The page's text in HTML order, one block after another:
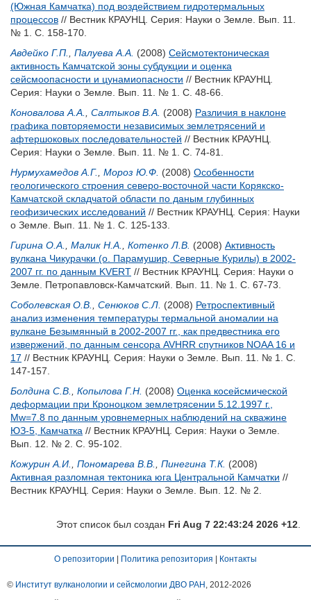
(Южная Камчатка) под воздействием гидротермальных
процессов // Вестник КРАУНЦ. Серия: Науки о Земле. Вып. 11.
№ 1. С. 158-170.
Авдейко Г.П.
Палуева А.А. (2008) Сейсмотектоническая
активность Камчатской зоны субдукции и оценка
сейсмоопасности и цунамиопасности // Вестник КРАУНЦ.
Серия: Науки о Земле. Вып. 11. № 1. С. 48-66.
Коновалова А.А.
Салтыков В.А. (2008) Различия в наклоне
графика повторяемости независимых землетрясений и
афтершоковых последовательностей // Вестник КРАУНЦ.
Серия: Науки о Земле. Вып. 11. № 1. С. 74-81.
Нурмухамедов А.Г.
Мороз Ю.Ф. (2008) Особенности
геологического строения северо-восточной части Корякско-
Камчатской складчатой области по даным глубинных
геофизических исследований // Вестник КРАУНЦ. Серия: Науки
о Земле. Вып. 11. № 1. С. 125-133.
Гирина О.А.
Малик Н.А. Котенко Л.В. (2008) Активность
вулкана Чикурачки (о. Парамушир, Северные Курилы) в 2002-
2007 гг. по данным KVERT // Вестник КРАУНЦ. Серия: Науки о
Земле. Петропавловск-Камчатский. Вып. 11. № 1. С. 67-73.
Соболевская О.В.
Сенюков С.Л. (2008) Ретроспективный
анализ изменения температуры термальной аномалии на
вулкане Безымянный в 2002-2007 гг., как предвестника его
извержений, по данным сенсора AVHRR спутников NOAA 16 и
17 // Вестник КРАУНЦ. Серия: Науки о Земле. Вып. 11. № 1. С.
147-157.
Болдина С.В.
Копылова Г.Н. (2008) Оценка косейсмической
деформации при Кроноцком землетрясении 5.12.1997 г.,
Мw=7.8 по данным уровнемерных наблюдений на скважине
ЮЗ-5, Камчатка // Вестник КРАУНЦ. Серия: Науки о Земле.
Вып. 12. № 2. С. 95-102.
Кожурин А.И.
Пономарева В.В. Пинегина Т.К. (2008)
Активная разломная тектоника юга Центральной Камчатки //
Вестник КРАУНЦ. Серия: Науки о Земле. Вып. 12. № 2.
Этот список был создан Fri Aug 7 22:43:24 2026 +12
О репозитории Политика репозитория Контакты
© Институт вулканологии и сейсмологии ДВО РАН , 2012-2026